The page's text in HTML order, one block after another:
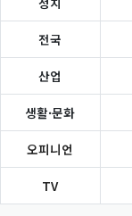
전국
산업
생활·문화
오피니언
TV